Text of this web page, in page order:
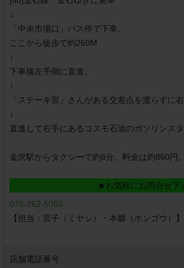
↓
「中央市場口」バス停で下車。
ここから徒歩で約260M
↓
下車後左手側に直進。
↓
「ステーキ宮」さんがある交差点を渡らずに右
↓
直進して右手にあるコスモ石油のガソリンスタ
金沢駅からタクシーで約6分。料金は約860円。
★お気軽にお問合せ下さい★
076-262-5050
【担当：宮子（ミヤシ）・本郷（ホンゴウ）】
店舗電話番号